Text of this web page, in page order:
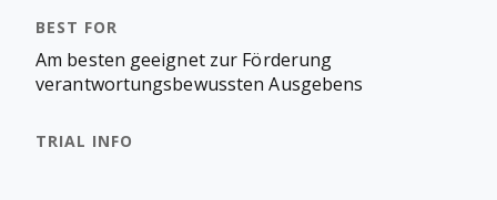
Am besten geeignet zur Förderung
verantwortungsbewussten Ausgebens